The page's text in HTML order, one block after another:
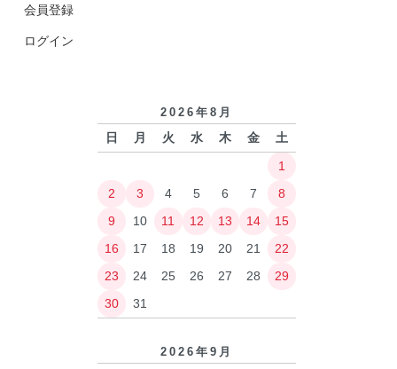
会員登録
ログイン
2026年8月
日 月 火 水 木 金
土
1
2
3 4 5 6 7
8
9
10 11 12 13 14
15
16
17 18 19 20 21
22
23
24 25 26 27 28
29
30
31
2026年9月